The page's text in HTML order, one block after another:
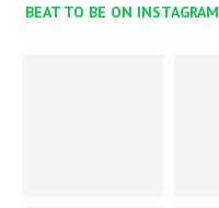
BEAT TO BE ON INSTAGRAM